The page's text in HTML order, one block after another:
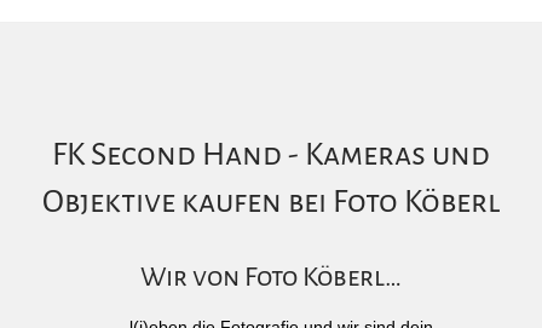
FK Second Hand - Kameras und
Objektive kaufen bei Foto Köberl
Wir von Foto Köberl…